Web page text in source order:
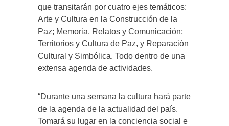
que transitarán por cuatro ejes temáticos:
Arte y Cultura en la Construcción de la
Paz; Memoria, Relatos y Comunicación;
Territorios y Cultura de Paz, y Reparación
Cultural y Simbólica. Todo dentro de una
extensa agenda de actividades.
“Durante una semana la cultura hará parte
de la agenda de la actualidad del país.
Tomará su lugar en la conciencia social e